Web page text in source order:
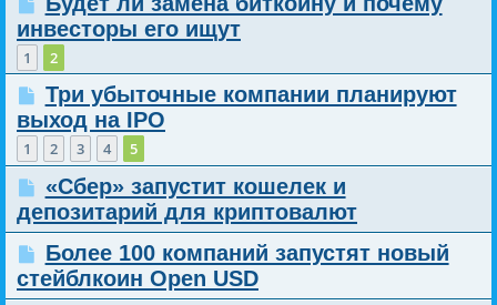
инвесторы его ищут
1 2
Три убыточные компании планируют
выход на IPO
1 2 3 4 5
«Сбер» запустит кошелек и
депозитарий для криптовалют
Более 100 компаний запустят новый
стейблкоин Open USD